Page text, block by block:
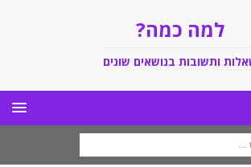
למה כמה?
ותשובות בנושאים שונים